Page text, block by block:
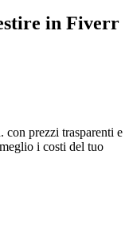
in Fiverr
con prezzi trasparenti e
i costi del tuo